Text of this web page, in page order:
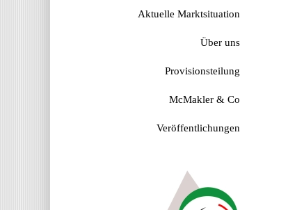
Aktuelle Marktsituation
Über uns
Provisionsteilung
McMakler & Co
Veröffentlichungen